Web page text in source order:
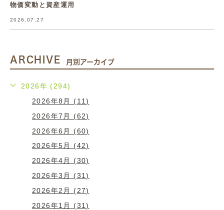
物価変動と資産運用
2026.07.27
ARCHIVE 月別アーカイブ
2026年 (294)
2026年8月 (11)
2026年7月 (62)
2026年6月 (60)
2026年5月 (42)
2026年4月 (30)
2026年3月 (31)
2026年2月 (27)
2026年1月 (31)